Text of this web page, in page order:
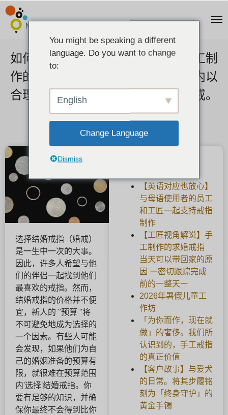
如何获得便宜的结婚戒指？通过手工制
作的婚戒，你可以在你的预算范围内以
合理的价格为两个人制作自己的婚戒。
2021-05-10
选择结婚戒指（婚戒）
是一生中一次的大事。
因此，许多人希望与他
们的伴侣一起找到他们
最喜欢的戒指。然而，
结婚戒指的价格并不便
宜，新人的 "预算 "将
不可避免地成为选择的
一个因素。有些人可能
会发现，如果他们为自
己的婚姻准备的预算有
限，就很难在预算范围
内'选择'结婚戒指。你
要有足够的知识，并确
保你最终不会得到比你
【英语对应也放心】
与母语使用者的员工
和工匠一起支持戒指
制作
【工匠视角解说】手
工制作的求婚戒指
当天可以带回家的原
因 ー密切跟踪完成
前的一整天ー
2026年暑假儿童工
作坊
「为你而作，现在就
做」的奢侈。我们所
认识到的，手工戒指
的真正价值
【客户故事】与爱犬
的日常。将其步履铭
刻为「终身守护」的
黄金手镯
You might be speaking a different
language. Do you want to change
to:
English
Change Language
Dismiss